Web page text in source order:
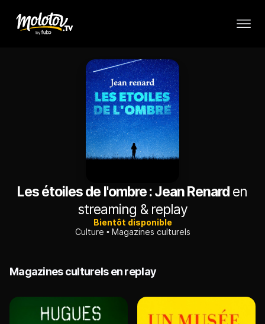
Les étoiles de l'ombre : Jean Renard en
streaming & replay
Bientôt disponible
Culture
Magazines culturels
Magazines culturels en replay